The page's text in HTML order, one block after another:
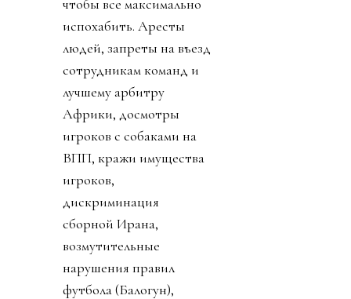
чтобы все максимально
испохабить. Аресты
людей, запреты на въезд
сотрудникам команд и
лучшему арбитру
Африки, досмотры
игроков с собаками на
ВПП, кражи имущества
игроков,
дискриминация
сборной Ирана,
возмутительные
нарушения правил
футбола (Балогун),